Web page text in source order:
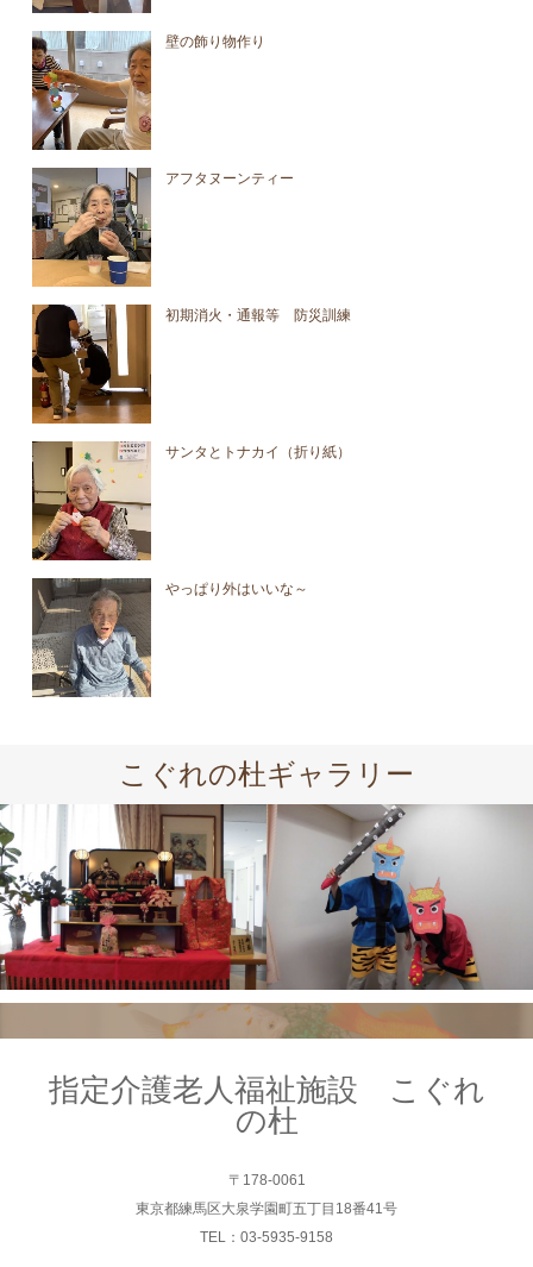
壁の飾り物作り
アフタヌーンティー
初期消火・通報等 防災訓練
サンタとトナカイ（折り紙）
やっぱり外はいいな～
こぐれの杜ギャラリー
指定介護老人福祉施設 こぐれ
の杜
〒178-0061
東京都練馬区大泉学園町五丁目18番41号
TEL：03-5935-9158